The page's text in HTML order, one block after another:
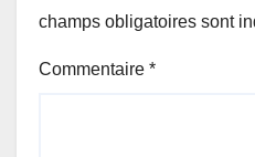
champs obligatoires sont
Commentaire *